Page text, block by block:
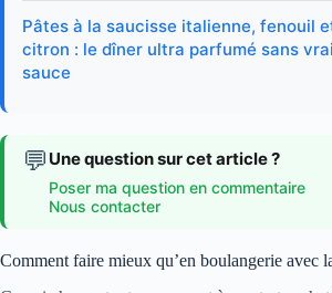
Pâtes à la saucisse italienne, fenouil
citron : le dîner ultra parfumé sans
sauce
💬 Une question sur cet article ?
Poser ma question en commentaire
Nous contacter
Comment faire mieux qu’en boulangerie avec